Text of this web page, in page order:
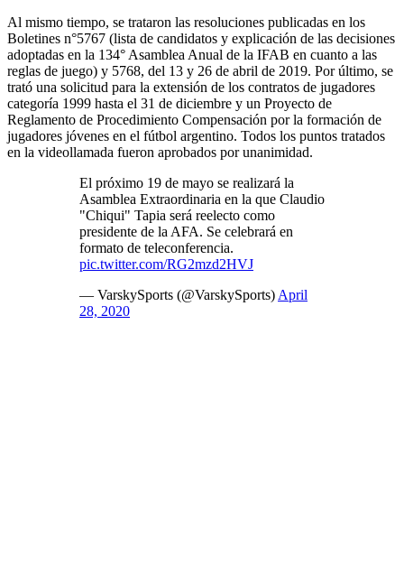
Al mismo tiempo, se trataron las resoluciones publicadas en los
Boletines n°5767 (lista de candidatos y explicación de las decisiones
adoptadas en la 134° Asamblea Anual de la IFAB en cuanto a las
reglas de juego) y 5768, del 13 y 26 de abril de 2019. Por último, se
trató una solicitud para la extensión de los contratos de jugadores
categoría 1999 hasta el 31 de diciembre y un Proyecto de
Reglamento de Procedimiento Compensación por la formación de
jugadores jóvenes en el fútbol argentino. Todos los puntos tratados
en la videollamada fueron aprobados por unanimidad.
El próximo 19 de mayo se realizará la
Asamblea Extraordinaria en la que Claudio
"Chiqui" Tapia será reelecto como
presidente de la AFA. Se celebrará en
formato de teleconferencia.
pic.twitter.com/RG2mzd2HVJ
— VarskySports (@VarskySports) April
28, 2020